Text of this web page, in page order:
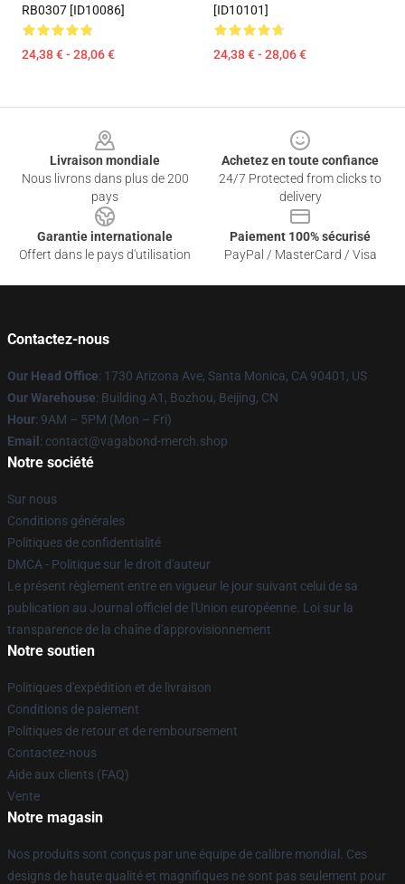
RB0307 [ID10086]
24,38 € - 28,06 €
[ID10101]
24,38 € - 28,06 €
Livraison mondiale
Nous livrons dans plus de 200
pays
Achetez en toute confiance
24/7 Protected from clicks to
delivery
Garantie internationale
Offert dans le pays d'utilisation
Paiement 100% sécurisé
PayPal / MasterCard / Visa
Contactez-nous
Our Head Office: 1730 Arizona Ave, Santa Monica, CA 90401, US
Our Warehouse: Building A1, Bozhou, Beijing, CN
Hour: 9AM – 5PM (Mon – Fri)
Email : contact@vagabond-merch.shop
Notre société
Sur nous
Conditions générales
Politiques de confidentialité
DMCA - Politique sur le droit d'auteur
Le présent règlement entre en vigueur le jour suivant celui de sa
publication au Journal officiel de l'Union européenne. Loi sur la
transparence de la chaîne d'approvisionnement
Notre soutien
Politiques d'expédition et de livraison
Conditions de paiement
Politiques de retour et de remboursement
Contactez-nous
Aide aux clients (FAQ)
Vente
Notre magasin
Nos produits sont conçus par une équipe de calibre mondial. Ces
designs de haute qualité et magnifiques ne sont pas seulement pour